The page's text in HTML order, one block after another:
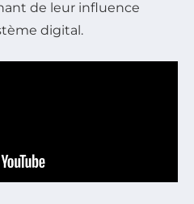
de leur influence
digital.